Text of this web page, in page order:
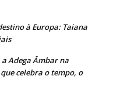
à Europa: Taiana
Adega Âmbar na
celebra o tempo, o